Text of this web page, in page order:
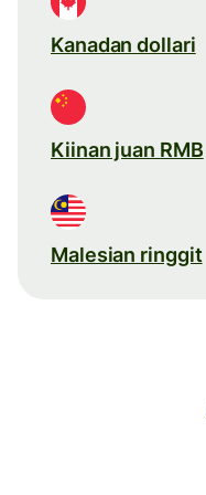
Kanadan dollari
Kiinan juan RMB
Malesian ringgit